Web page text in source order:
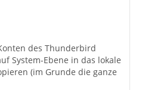
des Thunderbird
System-Ebene in das lokale
(im Grunde die ganze